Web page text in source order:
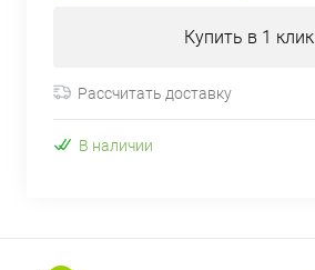
Купить в 1 клик
Рассчитать доставку
В наличии